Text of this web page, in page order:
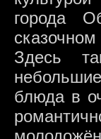
города
Здесь
блюда в